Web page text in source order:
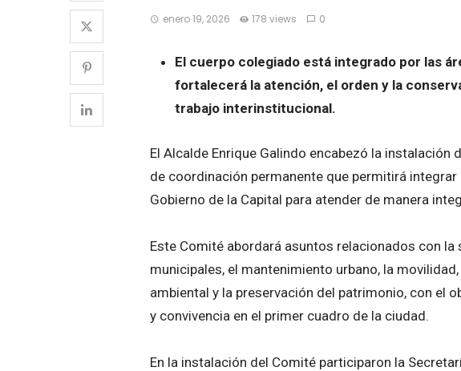
enero 19, 2026 178 views 0
El cuerpo colegiado está integrado por las
fortalecerá la atención, el orden y la
trabajo interinstitucional.
El Alcalde Enrique Galindo encabezó la
de coordinación permanente que permitirá
Gobierno de la Capital para atender de manera
Este Comité abordará asuntos relacionados con
municipales, el mantenimiento urbano, la
ambiental y la preservación del patrimonio, con el
y convivencia en el primer cuadro de la ciudad.
En la instalación del Comité participaron la